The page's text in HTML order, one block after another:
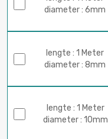
diameter : 6mm
lengte : 1 Meter
diameter : 8mm
lengte : 1 Meter
diameter : 10mm